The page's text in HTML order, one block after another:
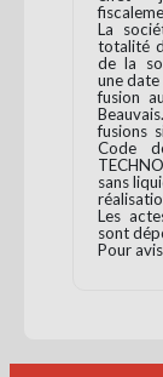
La
totalité
de la
une
fusion
fusions
Code
sans
Les
sont
Pour